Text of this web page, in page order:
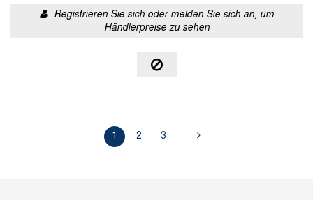
Registrieren Sie sich oder melden Sie sich an, um
Händlerpreise zu sehen
1 2 3